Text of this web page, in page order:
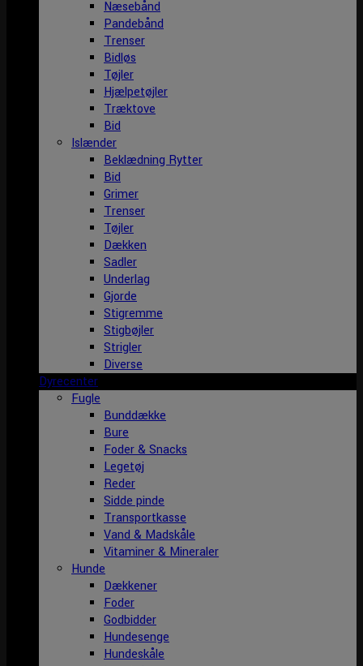
Næsebånd
Pandebånd
Trenser
Bidløs
Tøjler
Hjælpetøjler
Træktove
Bid
Islænder
Beklædning Rytter
Bid
Grimer
Trenser
Tøjler
Dækken
Sadler
Underlag
Gjorde
Stigremme
Stigbøjler
Strigler
Diverse
Dyrecenter
Fugle
Bunddække
Bure
Foder & Snacks
Legetøj
Reder
Sidde pinde
Transportkasse
Vand & Madskåle
Vitaminer & Mineraler
Hunde
Dækkener
Foder
Godbidder
Hundesenge
Hundeskåle